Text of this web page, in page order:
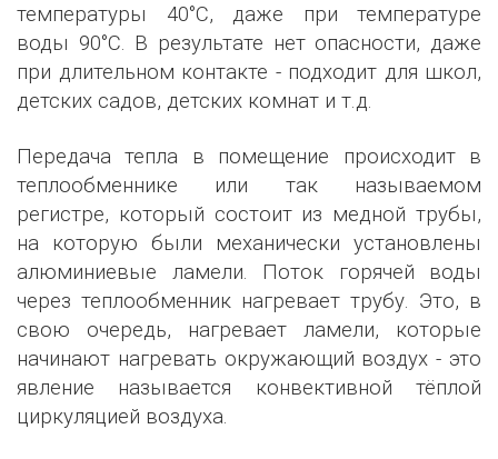
температуры 40°C, даже при температуре
воды 90°C. В результате нет опасности, даже
при длительном контакте - подходит для школ,
детских садов, детских комнат и т.д.
Передача тепла в помещение происходит в
теплообменнике или так называемом
регистре, который состоит из медной трубы,
на которую были механически установлены
алюминиевые ламели. Поток горячей воды
через теплообменник нагревает трубу. Это, в
свою очередь, нагревает ламели, которые
начинают нагревать окружающий воздух - это
явление называется конвективной тёплой
циркуляцией воздуха.